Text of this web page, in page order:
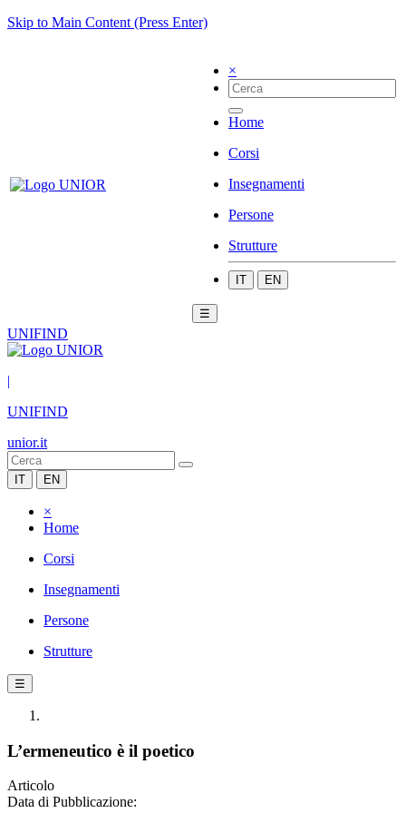
Skip to Main Content (Press Enter)
×
Home
Corsi
Insegnamenti
Persone
Strutture
IT EN
☰
UNIFIND
|
UNIFIND
unior.it
IT EN
×
Home
Corsi
Insegnamenti
Persone
Strutture
☰
L’ermeneutico è il poetico
Articolo
Data di Pubblicazione: